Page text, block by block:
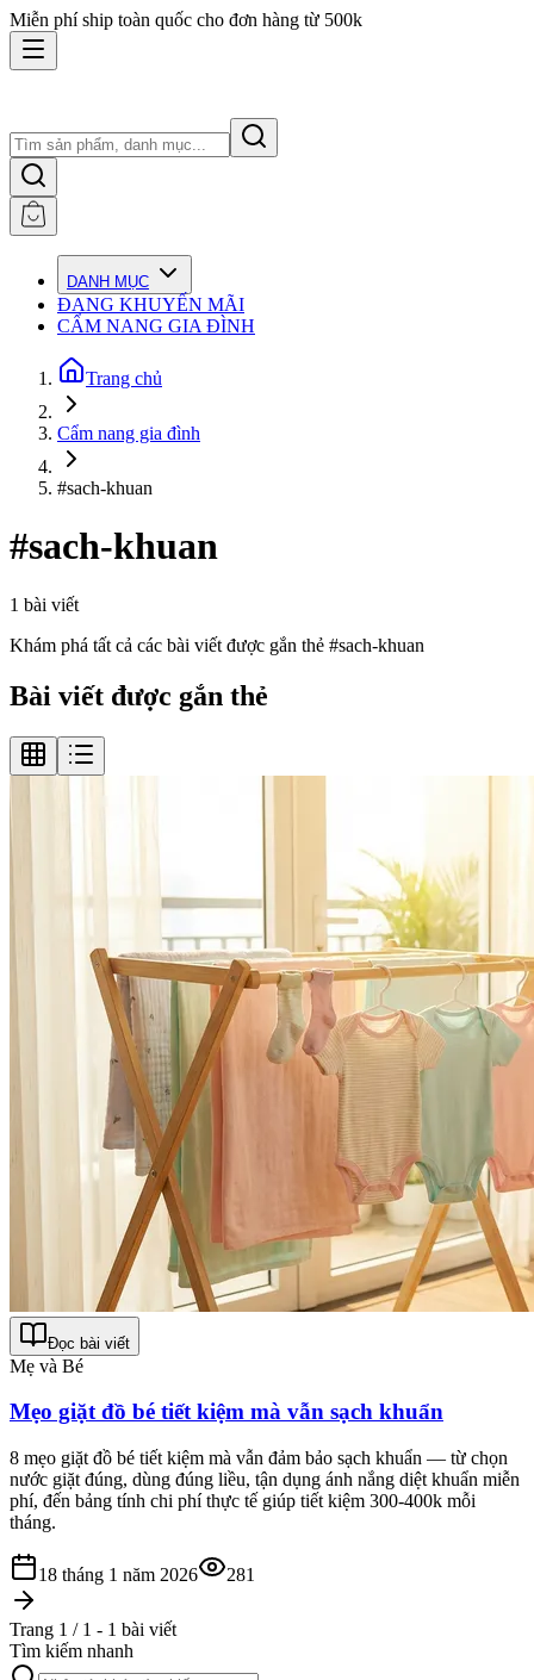
Miễn phí ship toàn quốc cho đơn hàng từ 500k
DANH MỤC
ĐANG KHUYẾN MÃI
CẨM NANG GIA ĐÌNH
Trang chủ
Cẩm nang gia đình
#sach-khuan
#sach-khuan
1 bài viết
Khám phá tất cả các bài viết được gắn thẻ #sach-khuan
Bài viết được gắn thẻ
Đọc bài viết
Mẹ và Bé
Mẹo giặt đồ bé tiết kiệm mà vẫn sạch khuẩn
8 mẹo giặt đồ bé tiết kiệm mà vẫn đảm bảo sạch khuẩn — từ chọn
nước giặt đúng, dùng đúng liều, tận dụng ánh nắng diệt khuẩn miễn
phí, đến bảng tính chi phí thực tế giúp tiết kiệm 300-400k mỗi
tháng.
18 tháng 1 năm 2026 281
Trang 1 / 1 - 1 bài viết
Tìm kiếm nhanh